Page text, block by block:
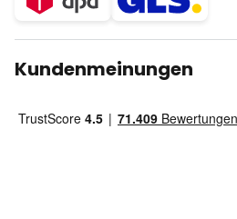
Kundenmeinungen